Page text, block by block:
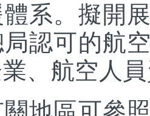
系。擬開
認可的航
、航空人
區可參照